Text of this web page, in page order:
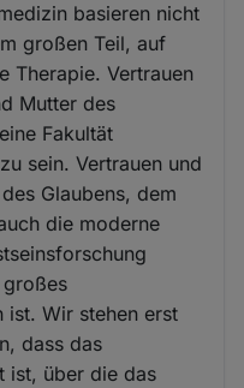
basieren nicht
großen Teil, auf
Therapie. Vertrauen
Mutter des
Fakultät
sein. Vertrauen und
Glaubens, dem
die moderne
ist. Wir stehen erst
dass das
ist, über die das